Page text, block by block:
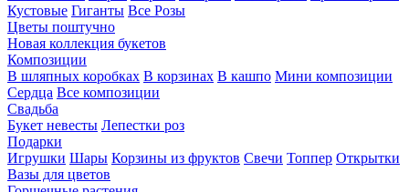
Кустовые Гиганты Все Розы
Цветы поштучно
Новая коллекция букетов
Композиции
В шляпных коробках В корзинах В кашпо Мини композиции
Сердца Все композиции
Свадьба
Букет невесты Лепестки роз
Подарки
Игрушки Шары Корзины из фруктов Свечи Топпер Открытки
Вазы для цветов